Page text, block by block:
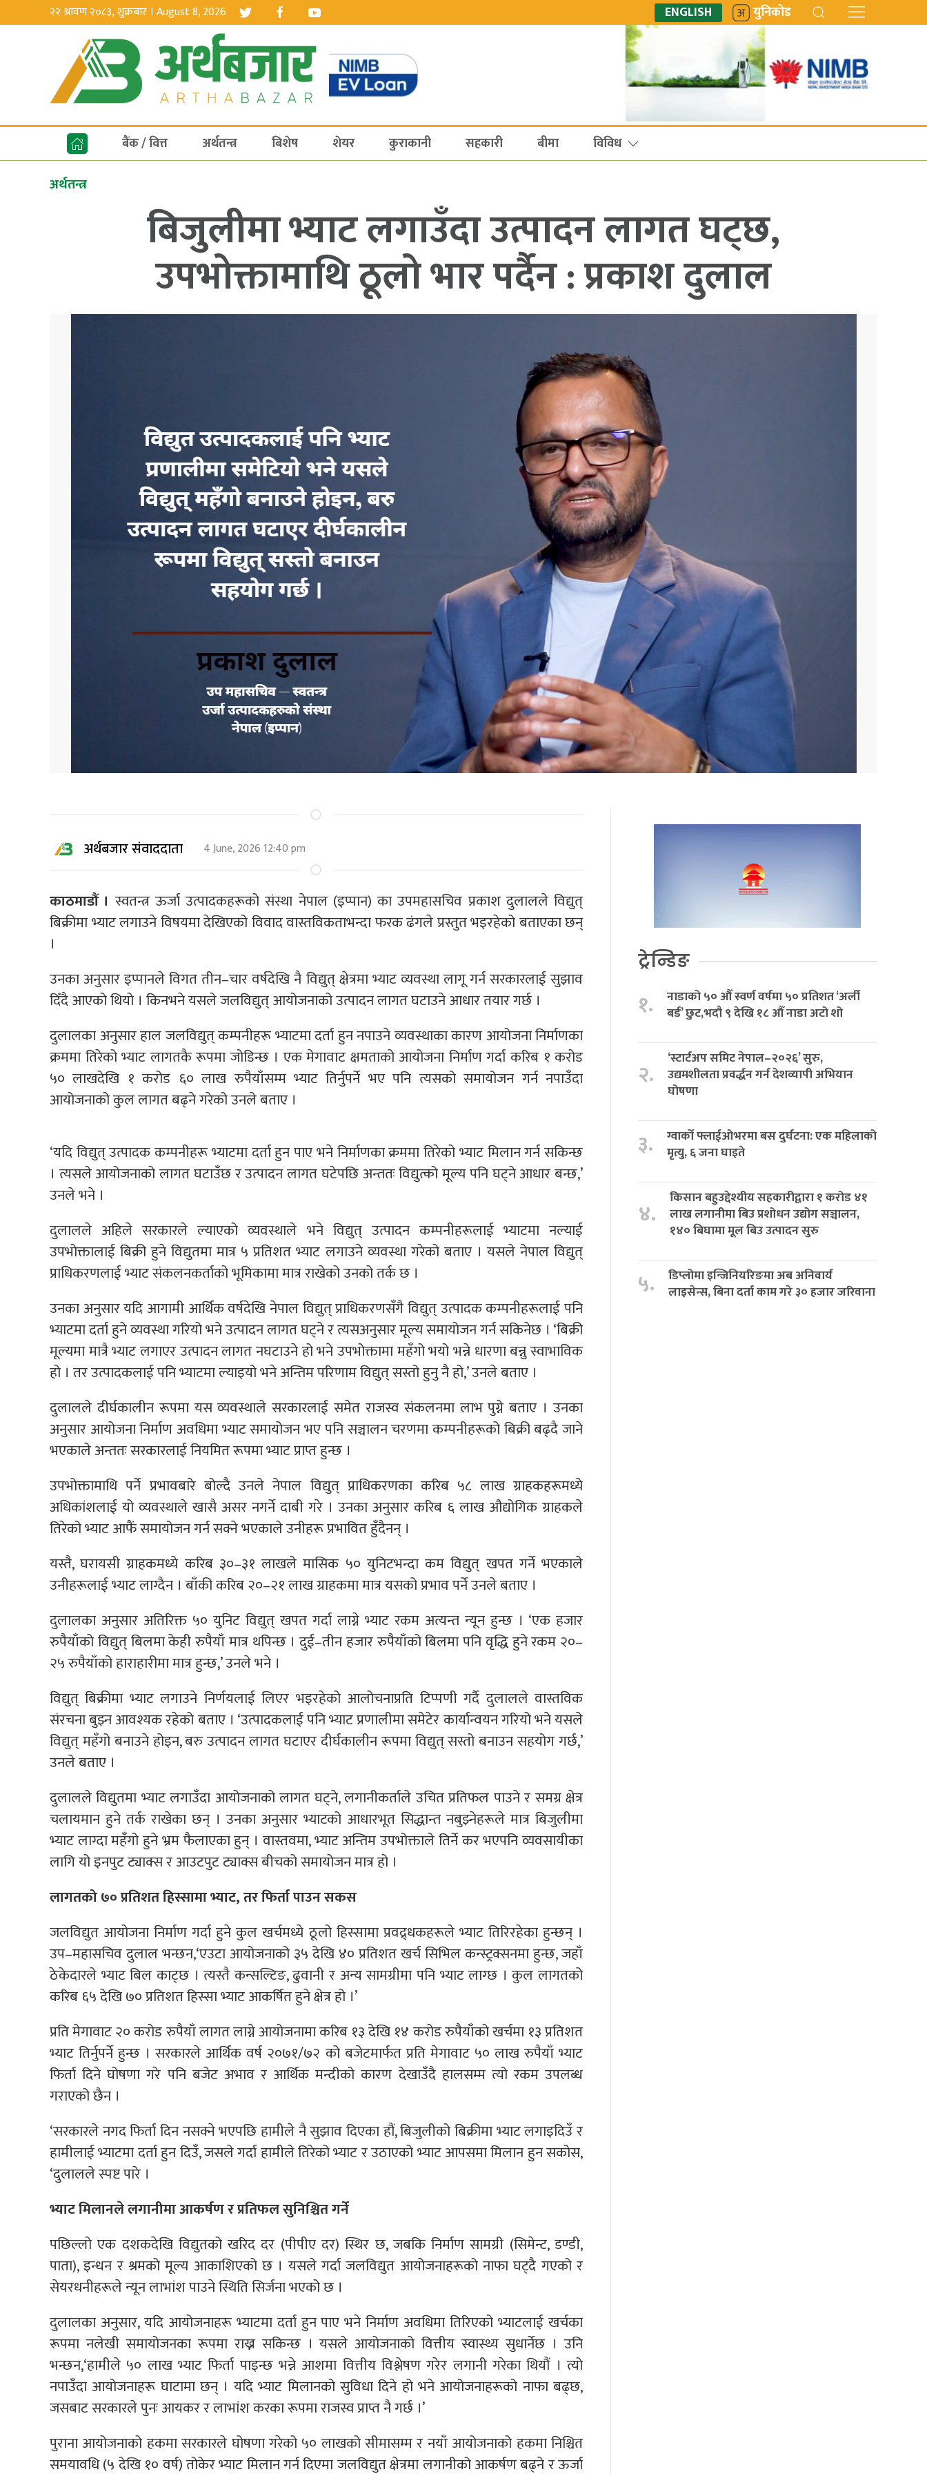
२२ श्रावण २०८३, शुक्रबार । August 8, 2026 ENGLISH युनिकोड
बैंक / वित्त अर्थतन्त्र बिशेष शेयर कुराकानी सहकारी बीमा विविध
अर्थतन्त्र
बिजुलीमा भ्याट लगाउँदा उत्पादन लागत घट्छ,
उपभोक्तामाथि ठूलो भार पर्दैन : प्रकाश दुलाल
अर्थबजार संवाददाता 4 June, 2026 12:40 pm
काठमाडौं । स्वतन्त्र ऊर्जा उत्पादकहरूको संस्था नेपाल (इप्पान) का उपमहासचिव प्रकाश दुलालले विद्युत्
बिक्रीमा भ्याट लगाउने विषयमा देखिएको विवाद वास्तविकताभन्दा फरक ढंगले प्रस्तुत भइरहेको बताएका छन्
।
उनका अनुसार इप्पानले विगत तीन–चार वर्षदेखि नै विद्युत् क्षेत्रमा भ्याट व्यवस्था लागू गर्न सरकारलाई सुझाव
दिँदै आएको थियो । किनभने यसले जलविद्युत् आयोजनाको उत्पादन लागत घटाउने आधार तयार गर्छ ।
दुलालका अनुसार हाल जलविद्युत् कम्पनीहरू भ्याटमा दर्ता हुन नपाउने व्यवस्थाका कारण आयोजना निर्माणका
क्रममा तिरेको भ्याट लागतकै रूपमा जोडिन्छ । एक मेगावाट क्षमताको आयोजना निर्माण गर्दा करिब १ करोड
५० लाखदेखि १ करोड ६० लाख रुपैयाँसम्म भ्याट तिर्नुपर्ने भए पनि त्यसको समायोजन गर्न नपाउँदा
आयोजनाको कुल लागत बढ्ने गरेको उनले बताए ।
‘यदि विद्युत् उत्पादक कम्पनीहरू भ्याटमा दर्ता हुन पाए भने निर्माणका क्रममा तिरेको भ्याट मिलान गर्न सकिन्छ
। त्यसले आयोजनाको लागत घटाउँछ र उत्पादन लागत घटेपछि अन्ततः विद्युत्को मूल्य पनि घट्ने आधार बन्छ,’
उनले भने ।
दुलालले अहिले सरकारले ल्याएको व्यवस्थाले भने विद्युत् उत्पादन कम्पनीहरूलाई भ्याटमा नल्याई
उपभोक्तालाई बिक्री हुने विद्युतमा मात्र ५ प्रतिशत भ्याट लगाउने व्यवस्था गरेको बताए । यसले नेपाल विद्युत्
प्राधिकरणलाई भ्याट संकलनकर्ताको भूमिकामा मात्र राखेको उनको तर्क छ ।
उनका अनुसार यदि आगामी आर्थिक वर्षदेखि नेपाल विद्युत् प्राधिकरणसँगै विद्युत् उत्पादक कम्पनीहरूलाई पनि
भ्याटमा दर्ता हुने व्यवस्था गरियो भने उत्पादन लागत घट्ने र त्यसअनुसार मूल्य समायोजन गर्न सकिनेछ । ‘बिक्री
मूल्यमा मात्रै भ्याट लगाएर उत्पादन लागत नघटाउने हो भने उपभोक्तामा महँगो भयो भन्ने धारणा बन्नु स्वाभाविक
हो । तर उत्पादकलाई पनि भ्याटमा ल्याइयो भने अन्तिम परिणाम विद्युत् सस्तो हुनु नै हो,’ उनले बताए ।
दुलालले दीर्घकालीन रूपमा यस व्यवस्थाले सरकारलाई समेत राजस्व संकलनमा लाभ पुग्ने बताए । उनका
अनुसार आयोजना निर्माण अवधिमा भ्याट समायोजन भए पनि सञ्चालन चरणमा कम्पनीहरूको बिक्री बढ्दै जाने
भएकाले अन्ततः सरकारलाई नियमित रूपमा भ्याट प्राप्त हुन्छ ।
उपभोक्तामाथि पर्ने प्रभावबारे बोल्दै उनले नेपाल विद्युत् प्राधिकरणका करिब ५८ लाख ग्राहकहरूमध्ये
अधिकांशलाई यो व्यवस्थाले खासै असर नगर्ने दाबी गरे । उनका अनुसार करिब ६ लाख औद्योगिक ग्राहकले
तिरेको भ्याट आफैं समायोजन गर्न सक्ने भएकाले उनीहरू प्रभावित हुँदैनन् ।
यस्तै, घरायसी ग्राहकमध्ये करिब ३०–३१ लाखले मासिक ५० युनिटभन्दा कम विद्युत् खपत गर्ने भएकाले
उनीहरूलाई भ्याट लाग्दैन । बाँकी करिब २०–२१ लाख ग्राहकमा मात्र यसको प्रभाव पर्ने उनले बताए ।
दुलालका अनुसार अतिरिक्त ५० युनिट विद्युत् खपत गर्दा लाग्ने भ्याट रकम अत्यन्त न्यून हुन्छ । ‘एक हजार
रुपैयाँको विद्युत् बिलमा केही रुपैयाँ मात्र थपिन्छ । दुई–तीन हजार रुपैयाँको बिलमा पनि वृद्धि हुने रकम २०–
२५ रुपैयाँको हाराहारीमा मात्र हुन्छ,’ उनले भने ।
विद्युत् बिक्रीमा भ्याट लगाउने निर्णयलाई लिएर भइरहेको आलोचनाप्रति टिप्पणी गर्दै दुलालले वास्तविक
संरचना बुझ्न आवश्यक रहेको बताए । ‘उत्पादकलाई पनि भ्याट प्रणालीमा समेटेर कार्यान्वयन गरियो भने यसले
विद्युत् महँगो बनाउने होइन, बरु उत्पादन लागत घटाएर दीर्घकालीन रूपमा विद्युत् सस्तो बनाउन सहयोग गर्छ,’
उनले बताए ।
दुलालले विद्युतमा भ्याट लगाउँदा आयोजनाको लागत घट्ने, लगानीकर्ताले उचित प्रतिफल पाउने र समग्र क्षेत्र
चलायमान हुने तर्क राखेका छन् । उनका अनुसार भ्याटको आधारभूत सिद्धान्त नबुझ्नेहरूले मात्र बिजुलीमा
भ्याट लाग्दा महँगो हुने भ्रम फैलाएका हुन् । वास्तवमा, भ्याट अन्तिम उपभोक्ताले तिर्ने कर भएपनि व्यवसायीका
लागि यो इनपुट ट्याक्स र आउटपुट ट्याक्स बीचको समायोजन मात्र हो ।
लागतको ७० प्रतिशत हिस्सामा भ्याट, तर फिर्ता पाउन सकस
जलविद्युत आयोजना निर्माण गर्दा हुने कुल खर्चमध्ये ठूलो हिस्सामा प्रवद्र्धकहरूले भ्याट तिरिरहेका हुन्छन् ।
उप–महासचिव दुलाल भन्छन,‘एउटा आयोजनाको ३५ देखि ४० प्रतिशत खर्च सिभिल कन्स्ट्रक्सनमा हुन्छ, जहाँ
ठेकेदारले भ्याट बिल काट्छ । त्यस्तै कन्सल्टिङ, ढुवानी र अन्य सामग्रीमा पनि भ्याट लाग्छ । कुल लागतको
करिब ६५ देखि ७० प्रतिशत हिस्सा भ्याट आकर्षित हुने क्षेत्र हो ।’
प्रति मेगावाट २० करोड रुपैयाँ लागत लाग्ने आयोजनामा करिब १३ देखि १४ करोड रुपैयाँको खर्चमा १३ प्रतिशत
भ्याट तिर्नुपर्ने हुन्छ । सरकारले आर्थिक वर्ष २०७१/७२ को बजेटमार्फत प्रति मेगावाट ५० लाख रुपैयाँ भ्याट
फिर्ता दिने घोषणा गरे पनि बजेट अभाव र आर्थिक मन्दीको कारण देखाउँदै हालसम्म त्यो रकम उपलब्ध
गराएको छैन ।
‘सरकारले नगद फिर्ता दिन नसक्ने भएपछि हामीले नै सुझाव दिएका हौं, बिजुलीको बिक्रीमा भ्याट लगाइदिउँ र
हामीलाई भ्याटमा दर्ता हुन दिउँ, जसले गर्दा हामीले तिरेको भ्याट र उठाएको भ्याट आपसमा मिलान हुन सकोस,
‘दुलालले स्पष्ट पारे ।
भ्याट मिलानले लगानीमा आकर्षण र प्रतिफल सुनिश्चित गर्ने
पछिल्लो एक दशकदेखि विद्युतको खरिद दर (पीपीए दर) स्थिर छ, जबकि निर्माण सामग्री (सिमेन्ट, डण्डी,
पाता), इन्धन र श्रमको मूल्य आकाशिएको छ । यसले गर्दा जलविद्युत आयोजनाहरूको नाफा घट्दै गएको र
सेयरधनीहरूले न्यून लाभांश पाउने स्थिति सिर्जना भएको छ ।
दुलालका अनुसार, यदि आयोजनाहरू भ्याटमा दर्ता हुन पाए भने निर्माण अवधिमा तिरिएको भ्याटलाई खर्चका
रूपमा नलेखी समायोजनका रूपमा राख्न सकिन्छ । यसले आयोजनाको वित्तीय स्वास्थ्य सुधार्नेछ । उनि
भन्छन,‘हामीले ५० लाख भ्याट फिर्ता पाइन्छ भन्ने आशमा वित्तीय विश्लेषण गरेर लगानी गरेका थियौं । त्यो
नपाउँदा आयोजनाहरू घाटामा छन् । यदि भ्याट मिलानको सुविधा दिने हो भने आयोजनाहरूको नाफा बढ्छ,
जसबाट सरकारले पुनः आयकर र लाभांश करका रूपमा राजस्व प्राप्त नै गर्छ ।’
पुराना आयोजनाको हकमा सरकारले घोषणा गरेको ५० लाखको सीमासम्म र नयाँ आयोजनाको हकमा निश्चित
समयावधि (५ देखि १० वर्ष) तोकेर भ्याट मिलान गर्न दिएमा जलविद्युत क्षेत्रमा लगानीको आकर्षण बढ्ने र ऊर्जा
ट्रेन्डिङ
१.
नाडाको ५० औँ स्वर्ण वर्षमा ५० प्रतिशत ‘अर्ली
बर्ड’ छुट,भदौ ९ देखि १८ औँ नाडा अटो शो
२.
‘स्टार्टअप समिट नेपाल–२०२६’ सुरु,
उद्यमशीलता प्रवर्द्धन गर्न देशव्यापी अभियान
घोषणा
३.
ग्वार्को फ्लाईओभरमा बस दुर्घटना: एक महिलाको
मृत्यु, ६ जना घाइते
४.
किसान बहुउद्देश्यीय सहकारीद्वारा १ करोड ४१
लाख लगानीमा बिउ प्रशोधन उद्योग सञ्चालन,
१४० बिघामा मूल बिउ उत्पादन सुरु
५.
डिप्लोमा इन्जिनियरिङमा अब अनिवार्य
लाइसेन्स, बिना दर्ता काम गरे ३० हजार जरिवाना